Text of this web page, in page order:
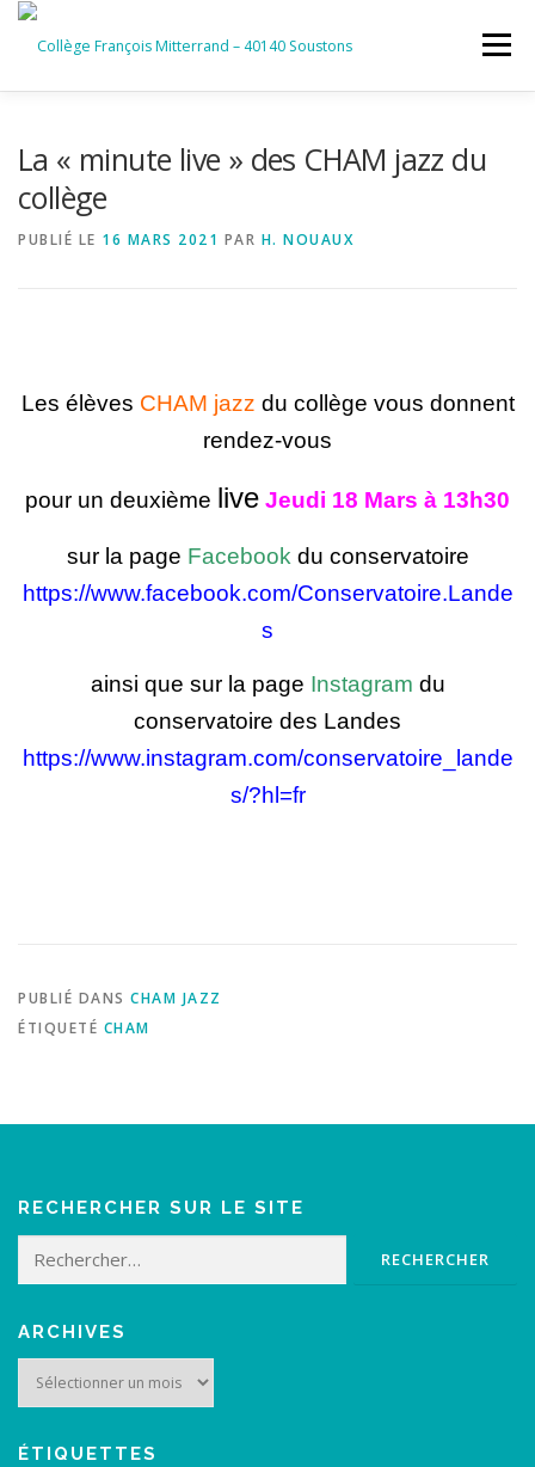
Aller
contenu
Menu
La « minute live » des CHAM jazz du
collège
PUBLIÉ LE 16 MARS 2021 PAR H. NOUAUX
Les élèves CHAM jazz du collège vous donnent
rendez-vous
pour un deuxième live Jeudi 18 Mars à 13h30
sur la page Facebookdu conservatoire
https://www.facebook.com/Conservatoire.Lande
s
ainsi que sur la page Instagram du
conservatoire des Landes
https://www.instagram.com/conservatoire_lande
s/?hl=fr
PUBLIÉ DANS CHAM JAZZ
ÉTIQUETÉ CHAM
RECHERCHER SUR LE SITE
Rechercher :
ARCHIVES
Archives
ÉTIQUETTES